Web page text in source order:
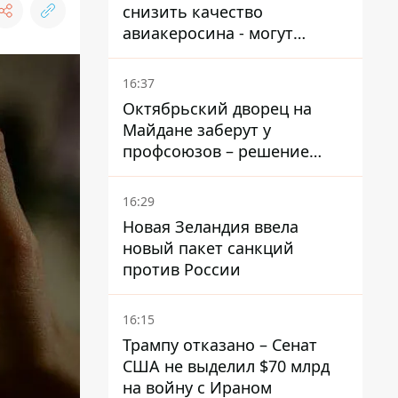
снизить качество
авиакеросина - могут
появиться проблемы с
самолетами в Якутию
16:37
Октябрьский дворец на
Майдане заберут у
профсоюзов – решение
Хозяйственного суда
16:29
Новая Зеландия ввела
новый пакет санкций
против России
16:15
Трампу отказано – Сенат
США не выделил $70 млрд
на войну с Ираном